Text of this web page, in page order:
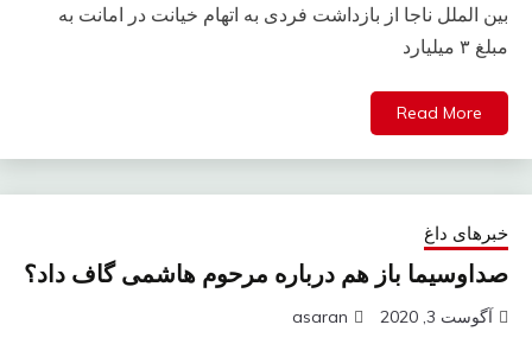
بین الملل ناجا از بازداشت فردی به اتهام خیانت در امانت به
مبلغ ۳ میلیارد
Read More
خبرهای داغ
صداوسیما باز هم درباره مرحوم هاشمی گاف داد؟
آگوست 3, 2020 asaran